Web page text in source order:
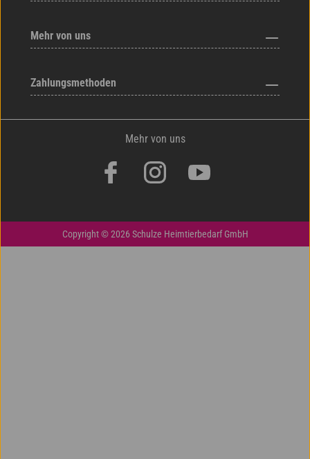
Mehr von uns
Zahlungsmethoden
Mehr von uns
Copyright © 2026 Schulze Heimtierbedarf GmbH